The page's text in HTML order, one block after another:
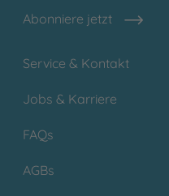
Abonniere jetzt
Service & Kontakt
Jobs & Karriere
FAQs
AGBs